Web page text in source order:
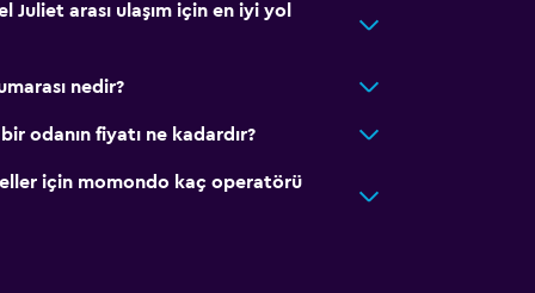
arası ulaşım için en iyi yol
nedir?
odanın fiyatı ne kadardır?
için momondo kaç operatörü